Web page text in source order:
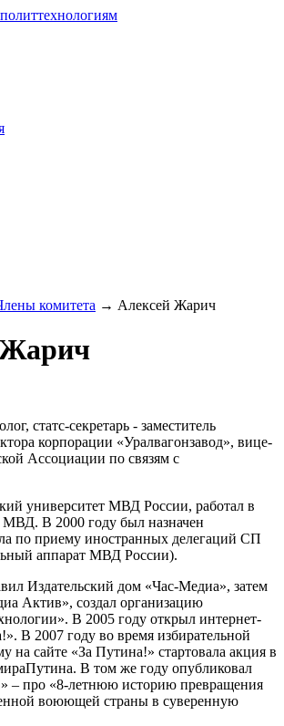
комитета → Алексей Жарич
статс-секретарь - заместитель
корпорации «Уралвагонзавод», вице-
Ассоциации по связям с
университет МВД России, работал в
В 2000 году был назначен
по приему иностранных делегаций СП
аппарат МВД России).
Издательский дом «Час-Медиа», затем
Актив», создал организацию
В 2005 году открыл интернет-
В 2007 году во время избирательной
на сайте «За Путина!» стартовала акция в
В том же году опубликовал
– про «8-летнюю историю превращения
воюющей страны в суверенную